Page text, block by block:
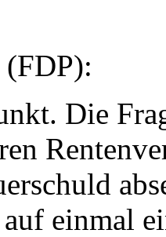
(FDP):
Die
einmal